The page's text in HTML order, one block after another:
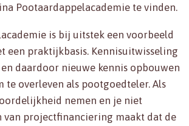
Pootaardappelacademie te vinden.
is bij uitstek een voorbeeld
een praktijkbasis. Kennisuitwisseling
daardoor nieuwe kennis opbouwen
te overleven als pootgoedteler. Als
nemen en je niet
van projectfinanciering maakt dat de